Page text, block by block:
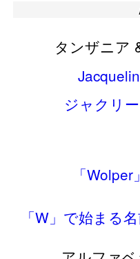
タンザニア
ジャクリ
「
「W」で始まる